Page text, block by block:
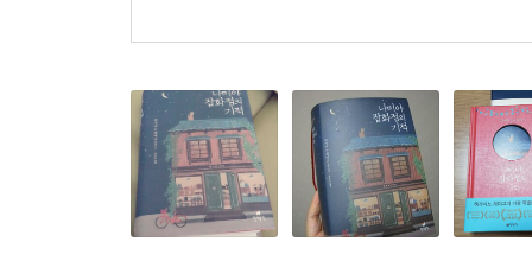
■ 히가시노 게이고가 들려주는 가슴 훈훈한 이야기
살다보면 한번쯤은 마주하게 되는 어려운 선택의
나미야 잡화점은 다소 장난스러운 고민도 진지하